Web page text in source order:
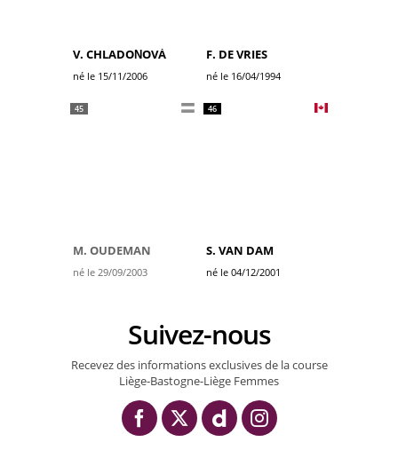
V. CHLADOŇOVÁ
né le 15/11/2006
F. DE VRIES
né le 16/04/1994
45
M. OUDEMAN
né le 29/09/2003
46
S. VAN DAM
né le 04/12/2001
Suivez-nous
Recevez des informations exclusives de la course
Liège-Bastogne-Liège Femmes